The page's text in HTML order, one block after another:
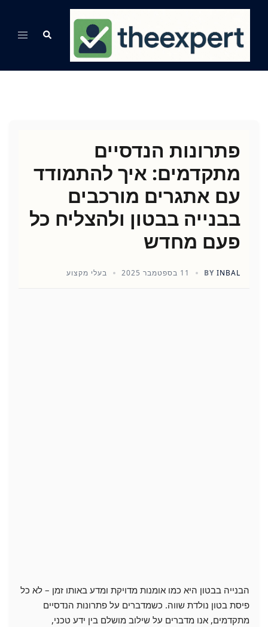
content
Search
Toggle
פתרונות הנדסיים
מתקדמים: איך להתמודד
עם אתגרים מורכבים
בבנייה בבטון ולהצליח כל
פעם מחדש
BY INBAL 11 בספטמבר 2025 בעלי מקצוע
הבנייה בבטון היא כמו אומנות מדויקת ומדע באותו זמן – לא כל
פיסת בטון נולדת שווה. כשמדברים על פתרונות הנדסיים
מתקדמים, אנו מדברים על שילוב מושלם בין ידע טכני,